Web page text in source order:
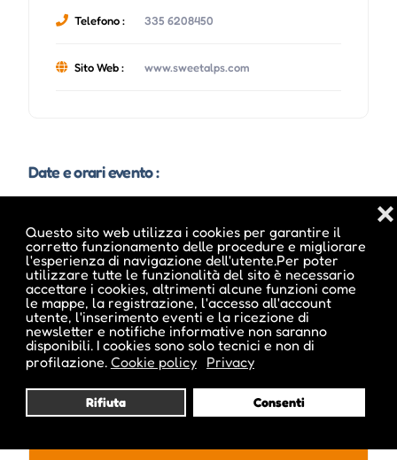
Questo sito web utilizza i cookies per garantire il
corretto funzionamento delle procedure e migliorare
l'esperienza di navigazione dell'utente.Per poter
utilizzare tutte le funzionalità del sito è necessario
accettare i cookies, altrimenti alcune funzioni come
le mappe, la registrazione, l'accesso all'account
utente, l'inserimento eventi e la ricezione di
newsletter e notifiche informative non saranno
disponibili. I cookies sono solo tecnici e non di
profilazione. Cookie policy Privacy
Rifiuta Consenti
❌
Telefono : 335 6208450
Sito Web : www.sweetalps.com
Date e orari evento :
Pubblicato da :